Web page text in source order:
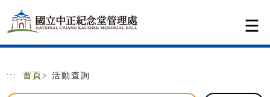
跳到主要內容
網站導覽
::: 首頁 > 活動查詢